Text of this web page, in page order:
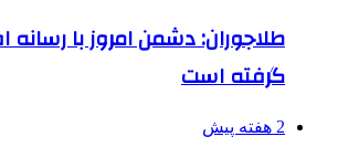
طلاجوران: دشمن امروز با رسانه
گرفته است
2 هفته پیش